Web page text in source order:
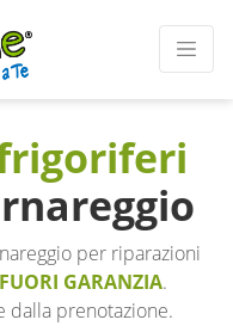
per riparazioni
FUORI GARANZIA.
dalla prenotazione.